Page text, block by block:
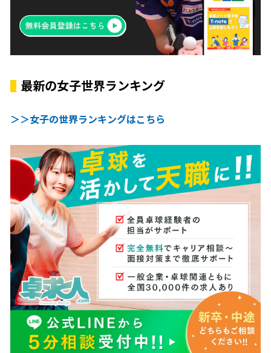
最新の女子世界ランキング
＞＞女子の世界ランキングはこちら